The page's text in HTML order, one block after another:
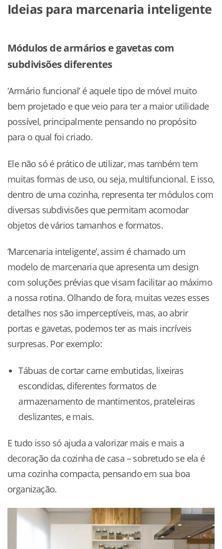
Ideias para marcenaria inteligente
Módulos de armários e gavetas com
subdivisões diferentes
‘Armário funcional’ é aquele tipo de móvel muito
bem projetado e que veio para ter a maior utilidade
possível, principalmente pensando no propósito
para o qual foi criado.
Ele não só é prático de utilizar, mas também tem
muitas formas de uso, ou seja, multifuncional. E isso,
dentro de uma cozinha, representa ter módulos com
diversas subdivisões que permitam acomodar
objetos de vários tamanhos e formatos.
‘Marcenaria inteligente’, assim é chamado um
modelo de marcenaria que apresenta um design
com soluções prévias que visam facilitar ao máximo
a nossa rotina. Olhando de fora, muitas vezes esses
detalhes nos são imperceptíveis, mas, ao abrir
portas e gavetas, podemos ter as mais incríveis
surpresas. Por exemplo:
Tábuas de cortar carne embutidas, lixeiras
escondidas, diferentes formatos de
armazenamento de mantimentos, prateleiras
deslizantes, e mais.
E tudo isso só ajuda a valorizar mais e mais a
decoração da cozinha de casa – sobretudo se ela é
uma cozinha compacta, pensando em sua boa
organização.